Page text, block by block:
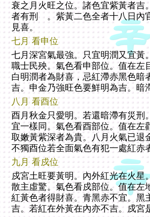
衰之月火旺之位。諸色宜紫黃者吉
者有刑 。紫黃二色全者十八日內
見喜。
七月 看申位
七月深宮氣最強。只宜明潤又宜黃
職士民殃。氣色看申部位。值在左
白明潤者為財喜，忌紅滯赤黑色暗
吉。申金乃強旺色要鮮明為吉。暗
八月 看酉位
酉月秋金只愛明。若還暗滯有災刑
宜一樣同。氣色看酉部位。值在左
取嫩黃紫深者為貴。八月火氣已退
不獨酉位若全面氣色有犯一處紅赤
九月 看戍位
戍宮土旺要黃明。內外紅光在火星
散主虛驚。氣色看戍部位。值在左
紅黃色者得財喜。青黑赤不宜。黑
吉。若紅在外黃在內亦不吉。戍宮